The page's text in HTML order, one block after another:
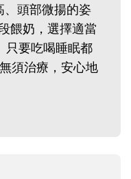
頭部微揚的姿
餵奶，選擇適當
只要吃喝睡眠都
須治療，安心地